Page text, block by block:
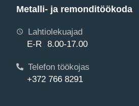
Metalli- ja remonditöökoda
Lahtiolekuajad
E-R 8.00-17.00
Telefon töökojas
+372 766 8291